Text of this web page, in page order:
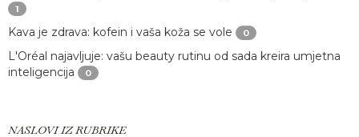
1
Kava je zdrava: kofein i vaša koža se vole 0
L'Oréal najavljuje: vašu beauty rutinu od sada kreira umjetna
inteligencija
0
NASLOVI IZ RUBRIKE